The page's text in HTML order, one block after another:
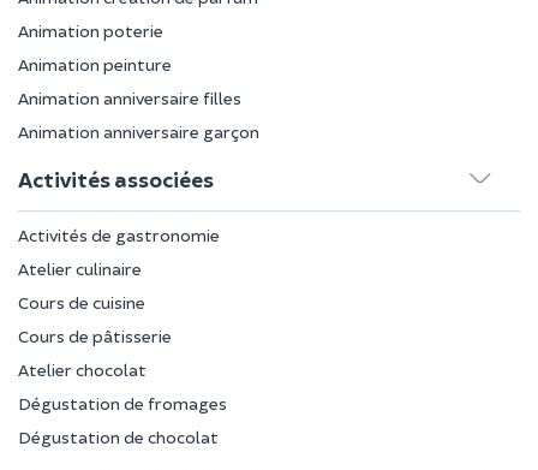
Animation poterie
Animation peinture
Animation anniversaire filles
Animation anniversaire garçon
Activités associées
Activités de gastronomie
Atelier culinaire
Cours de cuisine
Cours de pâtisserie
Atelier chocolat
Dégustation de fromages
Dégustation de chocolat